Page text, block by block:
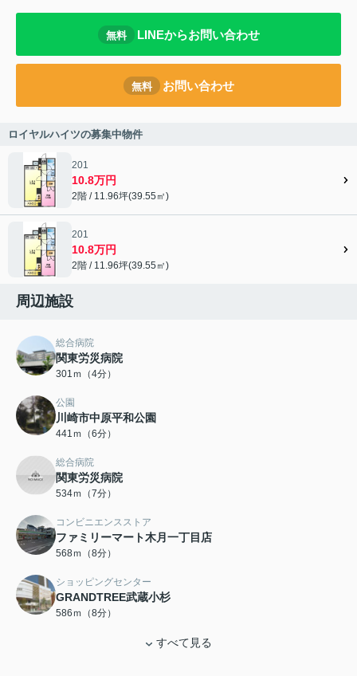
無料 LINEからお問い合わせ
無料 お問い合わせ
ロイヤルハイツの募集中物件
201
10.8万円
2階 / 11.96坪(39.55㎡)
201
10.8万円
2階 / 11.96坪(39.55㎡)
周辺施設
総合病院
関東労災病院
301ｍ（4分）
公園
川崎市中原平和公園
441ｍ（6分）
総合病院
関東労災病院
534ｍ（7分）
コンビニエンスストア
ファミリーマート木月一丁目店
568ｍ（8分）
ショッピングセンター
GRANDTREE武蔵小杉
586ｍ（8分）
すべて見る